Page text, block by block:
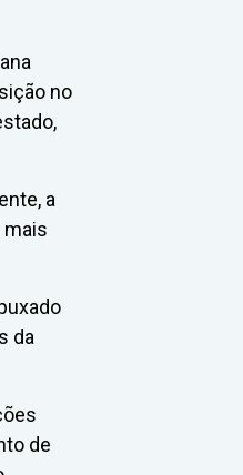
no
a
mais
da
de